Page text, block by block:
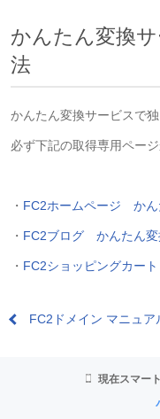
かんたん変換
法
かんたん変換サービスで
必ず下記の取得専用ペー
・ FC2ホームページ かん
・ FC2ブログ かんたん変
・ FC2ショッピングカー
FC2ドメイン マニュア
現在スマー